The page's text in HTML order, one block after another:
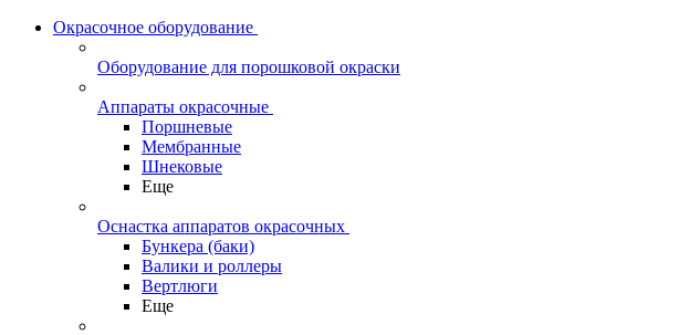
Окрасочное оборудование
Оборудование для порошковой окраски
Аппараты окрасочные
Поршневые
Мембранные
Шнековые
Еще
Оснастка аппаратов окрасочных
Бункера (баки)
Валики и роллеры
Вертлюги
Еще